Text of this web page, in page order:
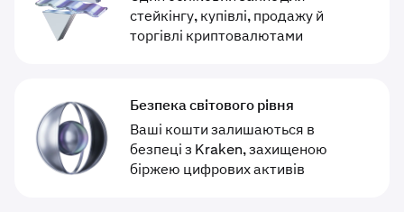
стейкінгу, купівлі, продажу й
торгівлі криптовалютами
Безпека світового рівня
Ваші кошти залишаються в
безпеці з Kraken, захищеною
біржею цифрових активів